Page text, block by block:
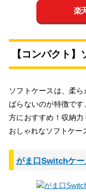
楽
【コンパクト】
ソフトケースは、柔
ばらないのが特徴で
方におすすめ！収納
おしゃれなソフトケー
がま口Switchケー